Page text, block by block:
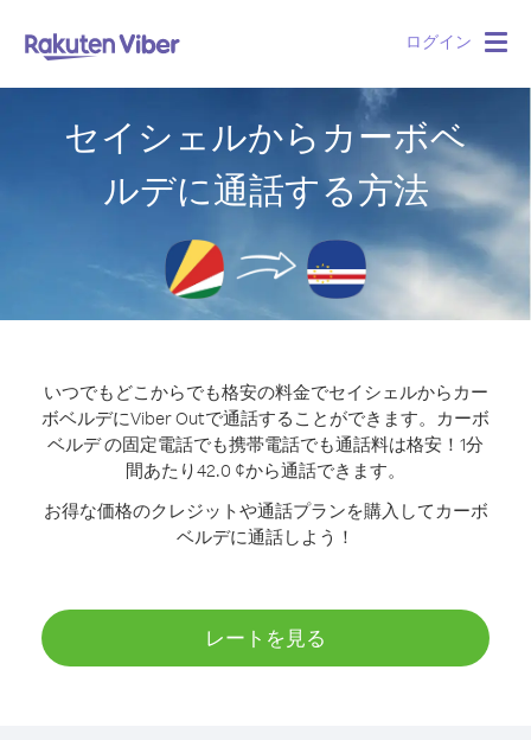
ログイン
セイシェルからカーボベ
ルデに通話する方法
いつでもどこからでも格安の料金でセイシェルからカー
ボベルデにViber Outで通話することができます。
カーボ
ベルデ の固定電話でも携帯電話でも通話料は格安！1分
間あたり42.0 ¢から通話できます。
お得な価格のクレジットや通話プランを購入してカーボ
ベルデに通話しよう！
レートを見る